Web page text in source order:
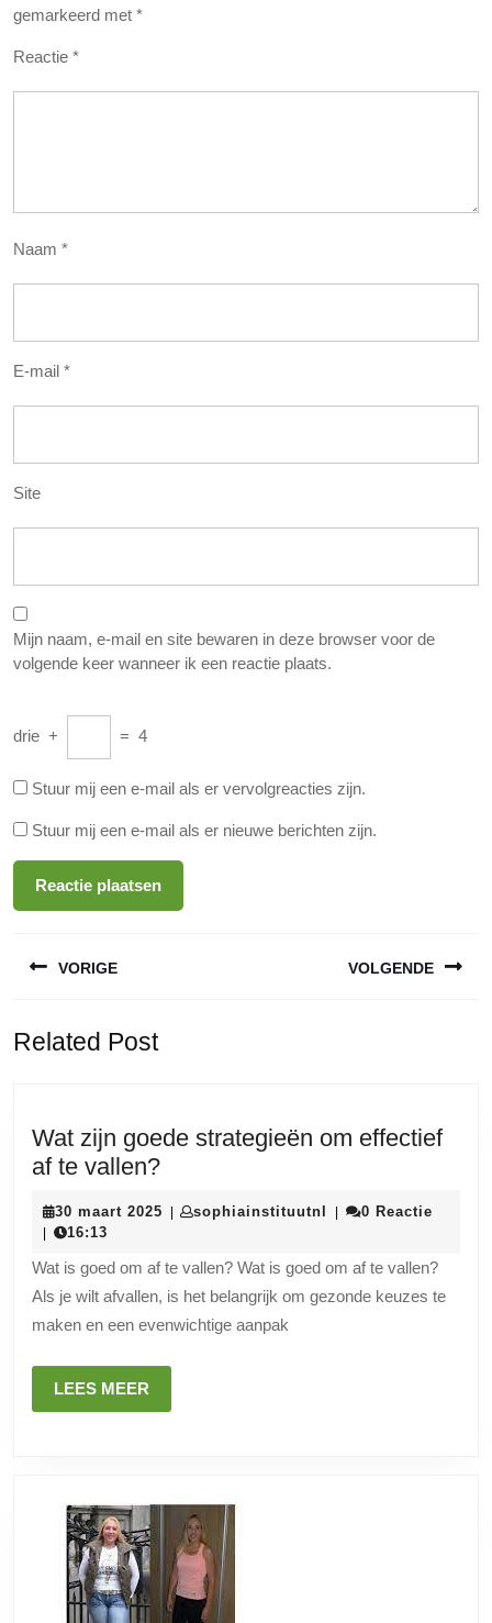
gemarkeerd met *
Reactie *
Naam *
E-mail *
Site
Mijn naam, e-mail en site bewaren in deze browser voor de
volgende keer wanneer ik een reactie plaats.
drie + = 4
Stuur mij een e-mail als er vervolgreacties zijn.
Stuur mij een e-mail als er nieuwe berichten zijn.
VORIGE
bericht:
VOLGENDE
Related Post
Wat zijn goede strategieën om effectief
af te vallen?Wat
goede
om
effectief
af
te
30 maart 2025 30| sophiainstituutnl sophiainstituutnl
| 0 Reactie
| 16:13
Wat is goed om af te vallen? Wat is goed om af te vallen?
Als je wilt afvallen, is het belangrijk om gezonde keuzes te
maken en een evenwichtige aanpak
LEES MEER
MEER